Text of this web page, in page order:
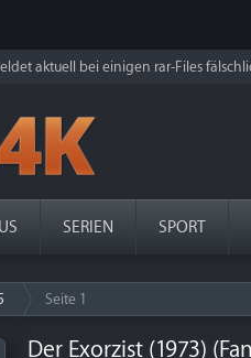
aktuell bei einigen rar-Files
SERIEN SPORT
Seite 1
Der Exorzist (1973)